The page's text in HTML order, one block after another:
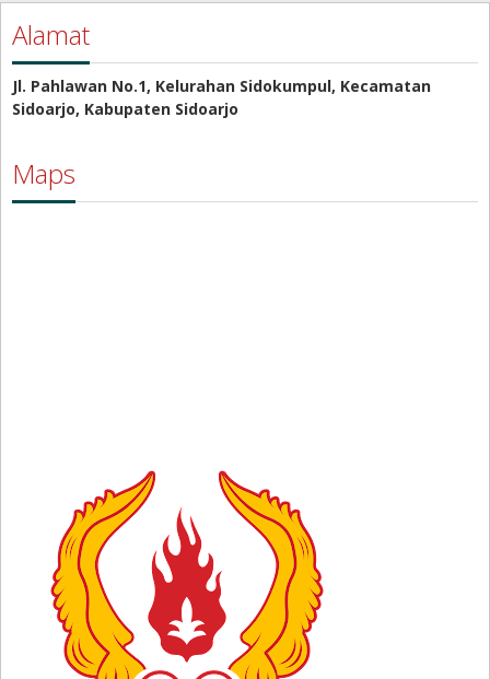
Alamat
Jl. Pahlawan No.1, Kelurahan Sidokumpul, Kecamatan
Sidoarjo, Kabupaten Sidoarjo
Maps